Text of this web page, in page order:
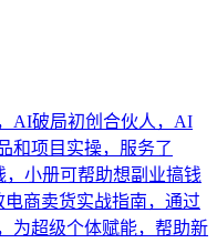
AI破局初创合伙人，AI
和项目实操，服务了
，小册可帮助想副业搞钱
商卖货实战指南，通过
为超级个体赋能，帮助新